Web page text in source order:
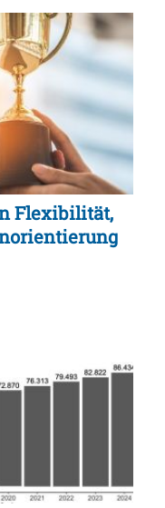
Flexibilität,